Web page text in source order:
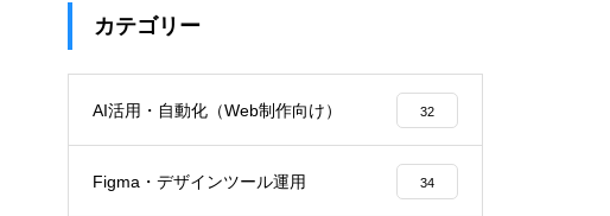
カテゴリー
AI活用・自動化（Web制作向け） 32
Figma・デザインツール運用 34